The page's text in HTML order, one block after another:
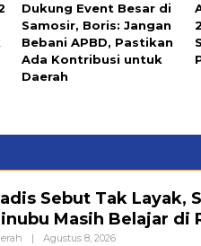
Dukung Event Besar di
Samosir, Boris: Jangan
Bebani APBD, Pastikan
Ada Kontribusi untuk
Daerah
Sebut Tak Layak,
Masih Belajar di
| Agustus 8, 2026